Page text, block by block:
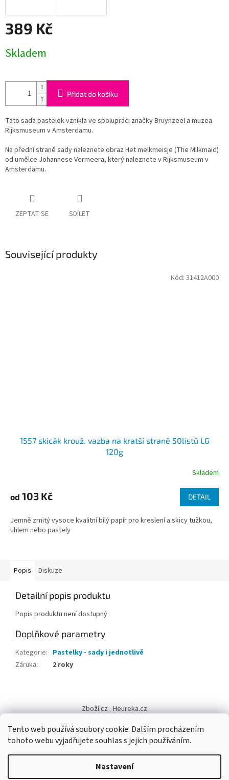
Tento web používá soubory cookie. Dalším procházením
tohoto webu vyjadřujete souhlas s jejich používáním.
Nastavení
389 Kč
cena:
Skladem
Přidat do košíku
Tato sada pastelek vznikla ve spolupráci značky Bruynzeel a muzea
Rijksmuseum v Amsterdamu.
Na přední straně sady naleznete obraz Het melkmeisje (The Milkmaid)
od umělce Johannese Vermeera, který naleznete v Rijksmuseum v
Amsterdamu.
ZEPTAT SE SDÍLET
Související produkty
1557 skicák krouž. vazba na kratší straně 50listů LG
120g
Skladem
od 103 Kč DETAIL
Jemně zrnitý vysoce kvalitní bílý papír pro kreslení a skicy tužkou,
uhlem nebo pastely
Kód: 31412A000
Popis Diskuze
Detailní popis produktu
Popis produktu není dostupný
Doplňkové parametry
Kategorie: Pastelky - sady i jednotlivě
Záruka: 2 roky
p
Zboží.cz Heureka.cz